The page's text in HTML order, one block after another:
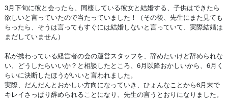
3月下旬に彼と会ったら、同棲している彼女と結婚する、子供はできたら
欲しいと言っていたので当たっていました！（その後、先生にまた見ても
らったら、そうは言ってもすぐには結婚しないと言っていて、実際結婚は
まだしていません）
私が携わっている経営者の会の運営スタッフを、辞めたいけど辞められな
い、どうしたらいいか？と相談したところ、6月以降おかしいから、6月く
らいに決断したほうがいいと言われました。
実際、だんだんとおかしい方向になっていき、ひょんなことから6月末で
キレイさっぱり辞められることになり、先生の言うとおりになりました。